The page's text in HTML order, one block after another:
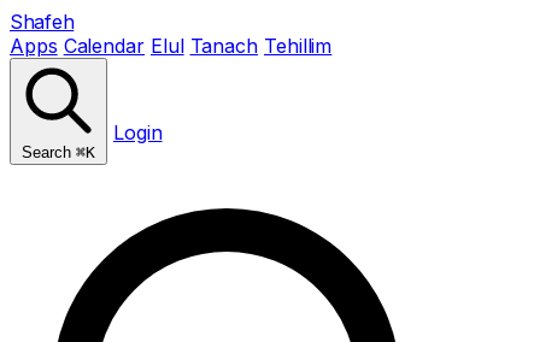
Shafeh
Apps Calendar Elul Tanach Tehillim
Search ⌘K
Login